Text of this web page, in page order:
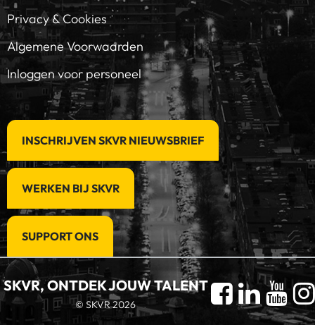
Privacy & Cookies
Algemene Voorwaarden
Inloggen voor personeel
INSCHRIJVEN SKVR NIEUWSBRIEF
WERKEN BIJ SKVR
SUPPORT ONS
SKVR, ONTDEK JOUW TALENT
© SKVR 2026